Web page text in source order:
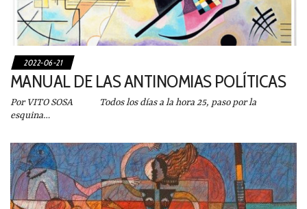
2022-06-21
MANUAL DE LAS ANTINOMIAS POLÍTICAS
Por VITO SOSA Todos los días a la hora 25, paso por la
esquina…